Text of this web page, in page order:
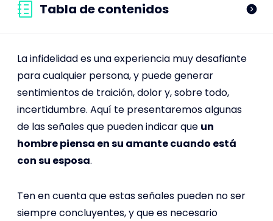
Tabla de contenidos
La infidelidad es una experiencia muy desafiante
para cualquier persona, y puede generar
sentimientos de traición, dolor y, sobre todo,
incertidumbre. Aquí te presentaremos algunas
de las señales que pueden indicar que un
hombre piensa en su amante cuando está
con su esposa.
Ten en cuenta que estas señales pueden no ser
siempre concluyentes, y que es necesario